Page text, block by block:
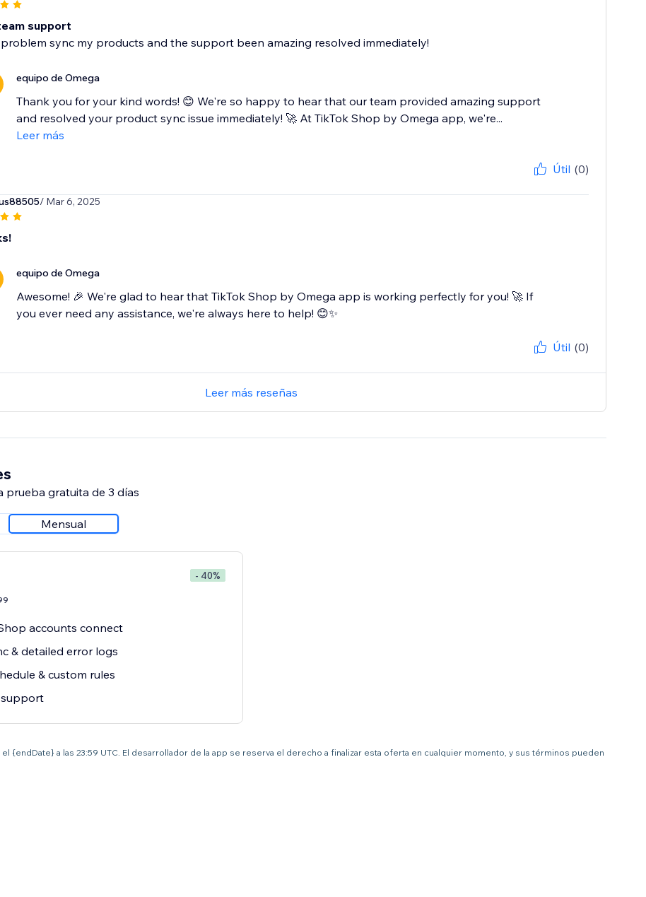
support
sync my products and the support been amazing resolved immediately!
equipo de Omega
Thank you for your kind words! 😊 We're so happy to hear that our team provided amazing support
and resolved your product sync issue immediately! 🚀 At TikTok Shop by Omega app, we're...
Leer más
Útil (0)
/ Mar 6, 2025
equipo de Omega
Awesome! 🎉 We're glad to hear that TikTok Shop by Omega app is working perfectly for you! 🚀 If
you ever need any assistance, we're always here to help! 😊✨
Útil (0)
Leer más reseñas
prueba gratuita de 3 días
Mensual
- 40%
accounts connect
& detailed error logs
& custom rules
el {endDate} a las 23:59 UTC. El desarrollador de la app se reserva el derecho a finalizar esta oferta en cualquier momento, y sus términos pueden